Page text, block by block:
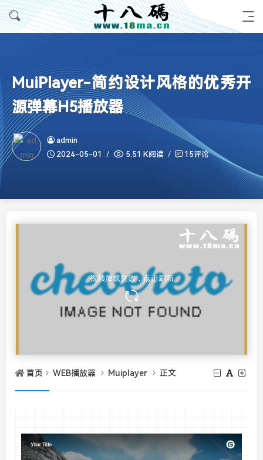
MuiPlayer-简约设计风格的优秀开
源弹幕H5播放器
admin
2024-05-01
5.51 K阅读 15评论
首页 WEB播放器 Muiplayer 正文